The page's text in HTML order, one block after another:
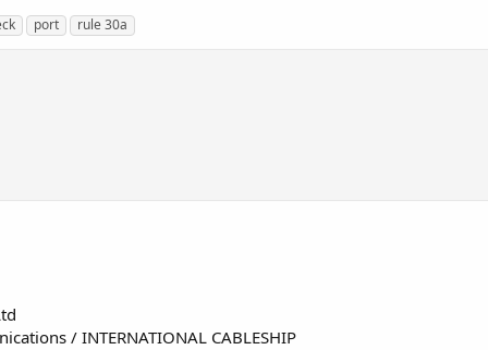
port rule 30a
/ INTERNATIONAL CABLESHIP